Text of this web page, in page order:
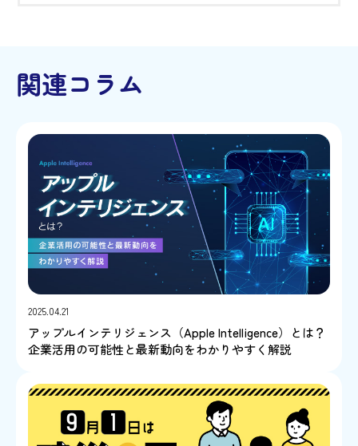
関連コラム
2025.04.21
アップルインテリジェンス（Apple Intelligence）とは？
企業活用の可能性と最新動向をわかりやすく解説